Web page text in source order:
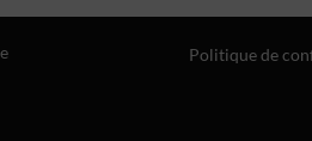
Politique de